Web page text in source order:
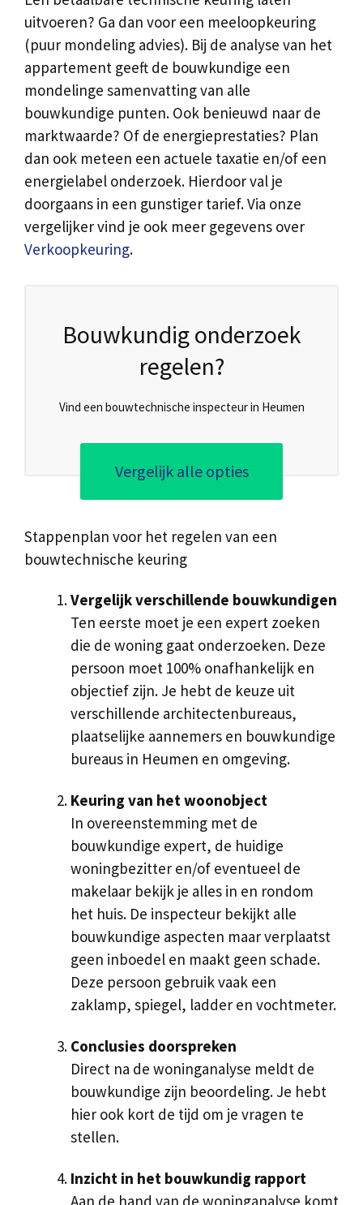
uitvoeren? Ga dan voor een meeloopkeuring
(puur mondeling advies). Bij de analyse van het
appartement geeft de bouwkundige een
mondelinge samenvatting van alle
bouwkundige punten. Ook benieuwd naar de
marktwaarde? Of de energieprestaties? Plan
dan ook meteen een actuele taxatie en/of een
energielabel onderzoek. Hierdoor val je
doorgaans in een gunstiger tarief. Via onze
vergelijker vind je ook meer gegevens over
Verkoopkeuring.
Bouwkundig onderzoek
regelen?
Vind een bouwtechnische inspecteur in Heumen
Vergelijk alle opties
Stappenplan voor het regelen van een
bouwtechnische keuring
Vergelijk verschillende bouwkundigen
Ten eerste moet je een expert zoeken
die de woning gaat onderzoeken. Deze
persoon moet 100% onafhankelijk en
objectief zijn. Je hebt de keuze uit
verschillende architectenbureaus,
plaatselijke aannemers en bouwkundige
bureaus in Heumen en omgeving.
Keuring van het woonobject
In overeenstemming met de
bouwkundige expert, de huidige
woningbezitter en/of eventueel de
makelaar bekijk je alles in en rondom
het huis. De inspecteur bekijkt alle
bouwkundige aspecten maar verplaatst
geen inboedel en maakt geen schade.
Deze persoon gebruik vaak een
zaklamp, spiegel, ladder en vochtmeter.
Conclusies doorspreken
Direct na de woninganalyse meldt de
bouwkundige zijn beoordeling. Je hebt
hier ook kort de tijd om je vragen te
stellen.
Inzicht in het bouwkundig rapport
Aan de hand van de woninganalyse komt